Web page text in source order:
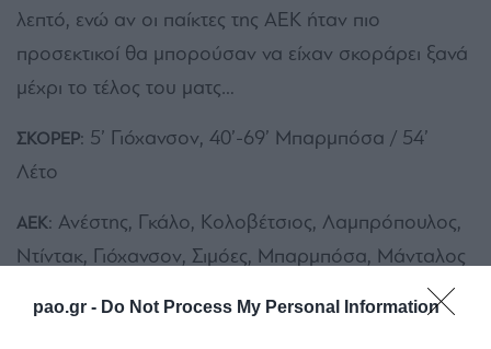
pao.gr - Do Not Process My Personal Information
λεπτό, ενώ αν οι παίκτες της ΑΕΚ ήταν πιο
προσεκτικοί θα μπορούσαν να είχαν σκοράρει ξανά
μέχρι το τέλος του ματς…
ΣΚΟΡΕΡ: 5’ Γιόχανσον, 40’-69’ Μπαρμπόσα / 54’
Λέτο
ΑΕΚ: Ανέστης, Γκάλο, Κολοβέτσιος, Λαμπρόπουλος,
Ντίντακ, Γιόχανσον, Σιμόες, Μπαρμπόσα, Μάνταλος
(91’ Τζανετόπουλος), Αραβίδης (59’ Μπακάκης),
Τζεμπούρ (79’ Πέκχαρτ).